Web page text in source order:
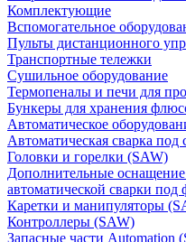
Комплектующие
Вспомогательное
Пульты дистанционного
Транспортные тележки
Сушильное оборудование
Термопеналы и печи для
Бункеры для хранения
Автоматическое
Автоматическая сварка
Головки и горелки (SAW)
Дополнительные
автоматической сварки
Каретки и манипуляторы
Контроллеры (SAW)
Запасные части Automation